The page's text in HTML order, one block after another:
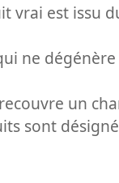
vrai est issu
ne
un
sont